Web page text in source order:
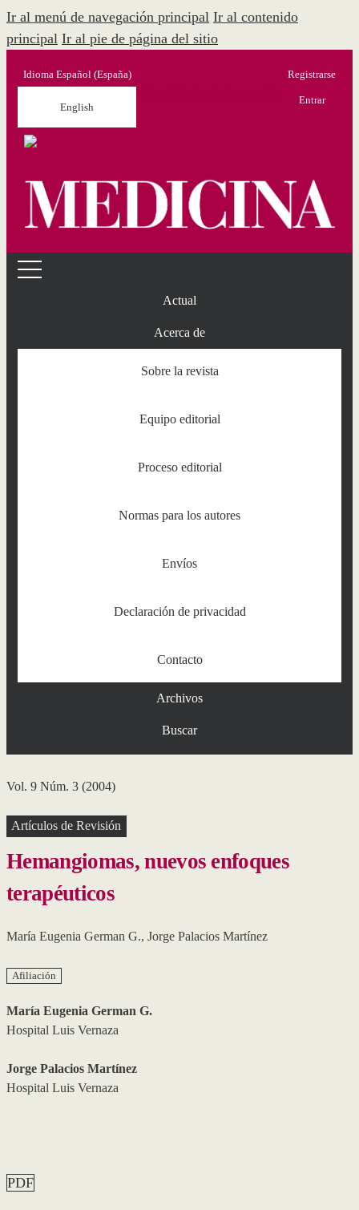
Ir al menú de navegación principal Ir al contenido
principal Ir al pie de página del sitio
Idioma Español (España)
English
Registrarse
Entrar
Actual
Acerca de
Sobre la revista
Equipo editorial
Proceso editorial
Normas para los autores
Envíos
Declaración de privacidad
Contacto
Archivos
Buscar
Vol. 9 Núm. 3 (2004)
Artículos de Revisión
Hemangiomas, nuevos enfoques
terapéuticos
María Eugenia German G., Jorge Palacios Martínez
Afiliación
María Eugenia German G.
Hospital Luis Vernaza
Jorge Palacios Martínez
Hospital Luis Vernaza
PDF